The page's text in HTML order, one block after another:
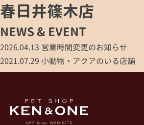
春日井篠木店
NEWS & EVENT
2026.04.13 営業時間変更のお知らせ
2021.07.29 小動物・アクアのいる店舗